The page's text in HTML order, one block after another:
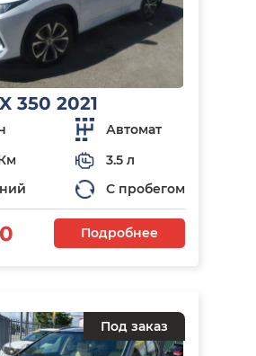
350 2021
Автомат
3.5 л
С пробегом
Подробнее
Под заказ